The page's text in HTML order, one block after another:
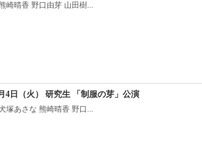
崎晴香 野口由芽 山田樹...
4日（火） 研究生 「制服の芽」公演
塚あさな 熊崎晴香 野口...